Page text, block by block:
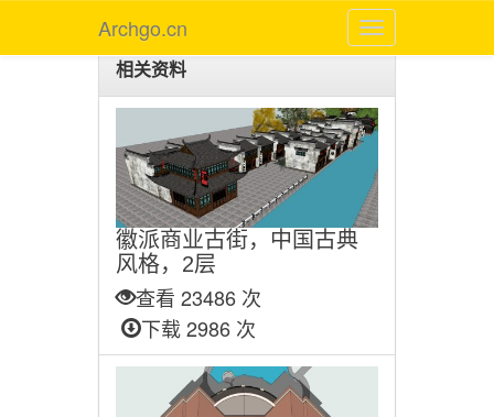
Archgo.cn
相关资料
徽派商业古街，中国古典
风格，2层
查看 23486 次
下载 2986 次